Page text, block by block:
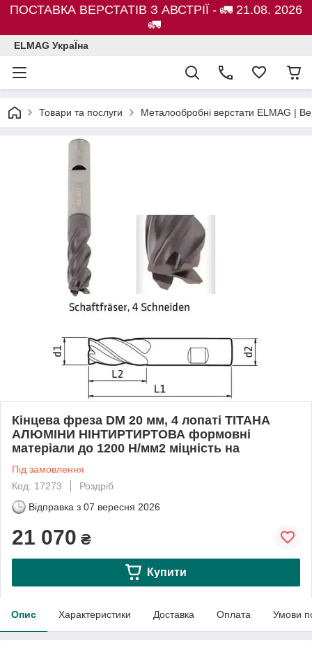
ПОСТАВКА ВЕРСТАТІВ З АВСТРІЇ - 🚛 21.08. 2026
🚛
ELMAG УкраЇна
Товари та послуги Металообробні верстати ELMAG |
Кінцева фреза DM 20 мм, 4 лопаті ТІТАНА
АЛЮМІНИ НІНТИРТИРТОВА формовні
матеріали до 1200 Н/мм2 міцність на
Під замовлення
Код: 17273
Роздріб
Відправка з 07 вересня 2026
21 070 ₴
Купити
Опис Характеристики Доставка Оплата Умови